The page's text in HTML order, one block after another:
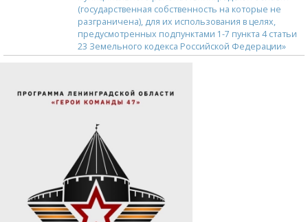
(государственная собственность на которые не
разграничена), для их использования в целях,
предусмотренных подпунктами 1-7 пункта 4 статьи
23 Земельного кодекса Российской Федерации»